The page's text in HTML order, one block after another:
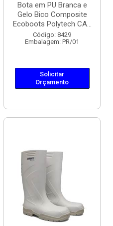
Bota em PU Branca e
Gelo Bico Composite
Ecoboots Polytech CA...
Código: 8429
Embalagem: PR/01
Solicitar
Orçamento